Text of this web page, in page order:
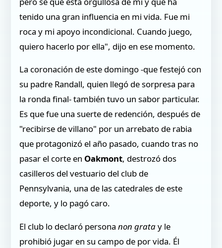
tenido una gran influencia en mi vida. Fue mi
roca y mi apoyo incondicional. Cuando juego,
quiero hacerlo por ella", dijo en ese momento.
La coronación de este domingo -que festejó con
su padre Randall, quien llegó de sorpresa para
la ronda final- también tuvo un sabor particular.
Es que fue una suerte de redención, después de
"recibirse de villano" por un arrebato de rabia
que protagonizó el año pasado, cuando tras no
pasar el corte en Oakmont, destrozó dos
casilleros del vestuario del club de
Pennsylvania, una de las catedrales de este
deporte, y lo pagó caro.
El club lo declaró personanon gratay le
prohibió jugar en su campo de por vida. Él